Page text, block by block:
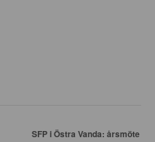
SFP i Östra Vanda: årsmöte